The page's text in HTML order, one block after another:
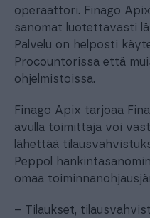
operaattori. Finago
sanomat luotettavasti
Palvelu on helposti
Procountorissa että
ohjelmistoissa.
Finago Apix tarjoaa
avulla toimittaja voi
lähettää
Peppol
omaa
– Tilaukset,